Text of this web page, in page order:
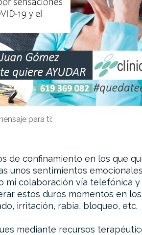
para ti:
de confinamiento en los que
unos sentimientos
mi colaboración vía telefónica
estos duros momentos en
irritación, rabia, bloqueo, etc.
mediante recursos